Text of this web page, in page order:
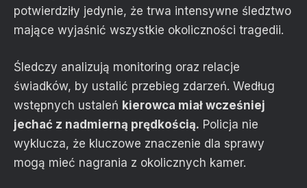
potwierdziły jedynie, że trwa intensywne śledztwo
mające wyjaśnić wszystkie okoliczności tragedii.
Śledczy analizują monitoring oraz relacje
świadków, by ustalić przebieg zdarzeń. Według
wstępnych ustaleń kierowca miał wcześniej
jechać z nadmierną prędkością. Policja nie
wyklucza, że kluczowe znaczenie dla sprawy
mogą mieć nagrania z okolicznych kamer.